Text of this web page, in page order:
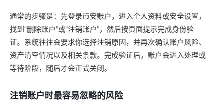
通常的步骤是：先登录币安账户，进入个人资料或安全设置，
找到“删除账户”或“注销账户”，然后按页面提示完成身份验
证。系统往往会要求你选择注销原因，并再次确认账户风险、
资产清空情况以及相关条款。完成验证后，账户会进入处理或
等待阶段，随后才会正式关闭。
注销账户时最容易忽略的风险